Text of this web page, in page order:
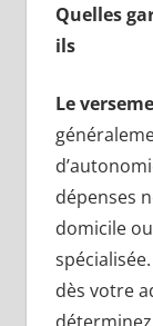
Quelles
ils
Le
dépenses
domicile
dès votre